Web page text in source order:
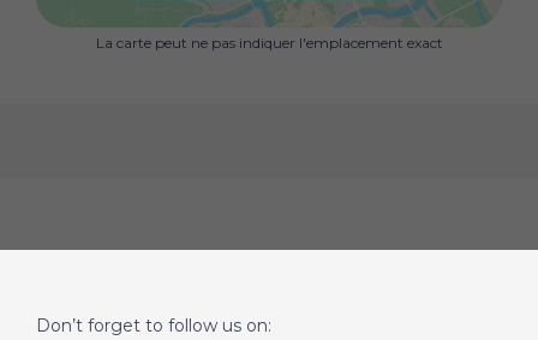
La carte peut ne pas indiquer l'emplacement exact
Don’t forget to follow us on: